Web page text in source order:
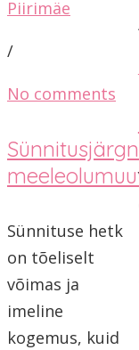
Piirimäe
/
No comments
Sünnituse hetk
on tõeliselt
võimas ja
imeline
kogemus, kuid